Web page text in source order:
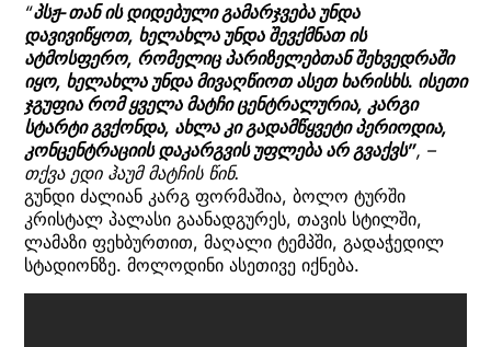
“პსჟ-თან ის დიდებული გამარჯვება უნდა
დავივიწყოთ, ხელახლა უნდა შევქმნათ ის
ატმოსფერო, რომელიც პარიზელებთან შეხვედრაში
იყო, ხელახლა უნდა მივაღწიოთ ასეთ ხარისხს. ისეთი
ჯგუფია რომ ყველა მატჩი ცენტრალურია, კარგი
სტარტი გვქონდა, ახლა კი გადამწყვეტი პერიოდია,
კონცენტრაციის დაკარგვის უფლება არ გვაქვს”, –
თქვა ედი ჰაუმ მატჩის წინ.
გუნდი ძალიან კარგ ფორმაშია, ბოლო ტურში
კრისტალ პალასი გაანადგურეს, თავის სტილში,
ლამაზი ფეხბურთით, მაღალი ტემპში, გადაჭედილ
სტადიონზე. მოლოდინი ასეთივე იქნება.